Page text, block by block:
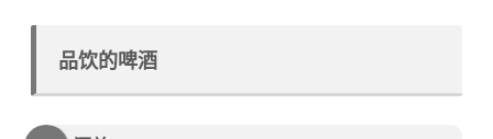
品饮的啤酒